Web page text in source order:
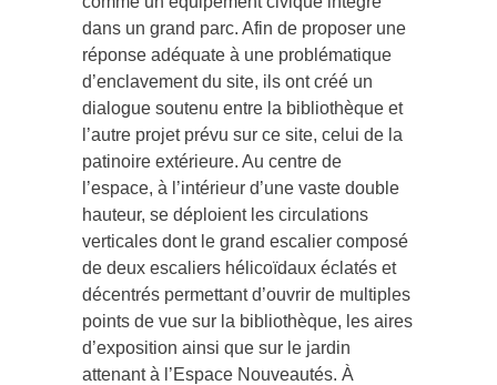
dans un grand parc. Afin de proposer une
réponse adéquate à une problématique
d’enclavement du site, ils ont créé un
dialogue soutenu entre la bibliothèque et
l’autre projet prévu sur ce site, celui de la
patinoire extérieure. Au centre de
l’espace, à l’intérieur d’une vaste double
hauteur, se déploient les circulations
verticales dont le grand escalier composé
de deux escaliers hélicoïdaux éclatés et
décentrés permettant d’ouvrir de multiples
points de vue sur la bibliothèque, les aires
d’exposition ainsi que sur le jardin
attenant à l’Espace Nouveautés. À